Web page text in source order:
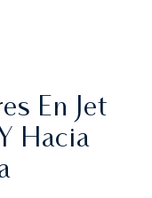
En Jet
Hacia